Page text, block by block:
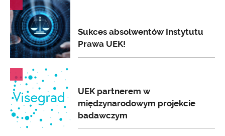
AKTUALNOŚCI
Sukces absolwentów Instytutu
Prawa UEK!
AKTUALNOŚCI
UEK partnerem w
międzynarodowym projekcie
badawczym